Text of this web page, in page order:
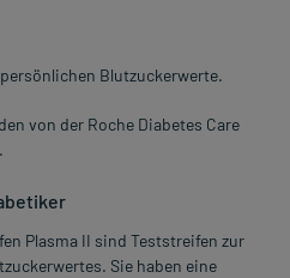
Blutzuckerwerte.
von der Roche Diabetes Care
Plasma II sind Teststreifen zur
Sie haben eine